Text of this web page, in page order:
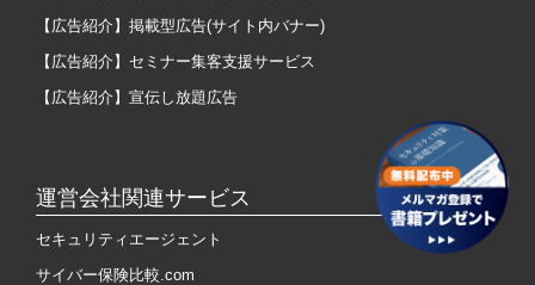
【広告紹介】掲載型広告(サイト内バナー)
【広告紹介】セミナー集客支援サービス
【広告紹介】宣伝し放題広告
運営会社関連サービス
セキュリティエージェント
サイバー保険比較.com